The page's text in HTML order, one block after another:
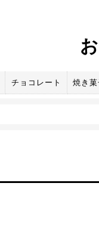
お
チョコレート 焼き菓